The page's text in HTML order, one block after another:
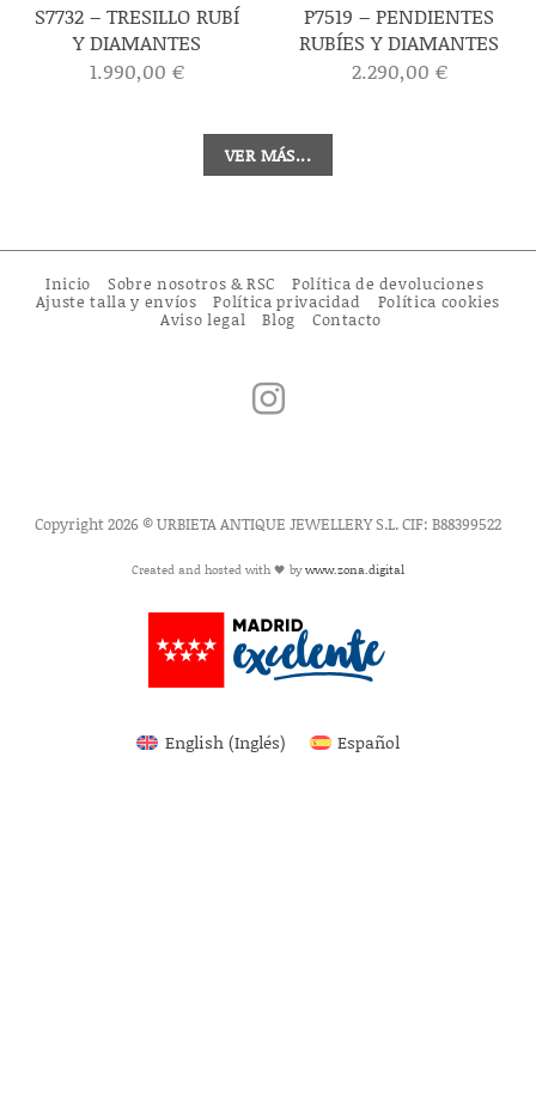
S7732 – TRESILLO RUBÍ
Y DIAMANTES
1.990,00 €
P7519 – PENDIENTES
RUBÍES Y DIAMANTES
2.290,00 €
VER MÁS...
Inicio Sobre nosotros & RSC
Política de devoluciones
Ajuste talla y envíos
Política privacidad
Política cookies
Aviso legal
Blog Contacto
Copyright 2026 © URBIETA ANTIQUE JEWELLERY S.L. CIF: B88399522
Created and hosted with 🖤 bywww.zona.digital
English(Inglés) Español